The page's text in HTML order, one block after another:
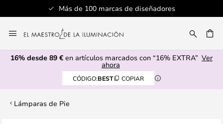
Más de 100 marcas de diseñadores
al
contenido
16% desde 89 € en artículos marcados con “16% EXTRA” Ver
ahora
CÓDIGO:BEST COPIAR
Lámparas de Pie